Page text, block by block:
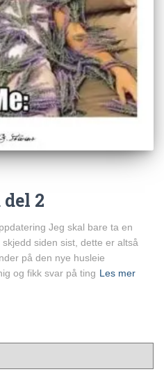
2
Jeg skal bare ta en
siden sist, dette er altså
på den nye husleie
og fikk svar på ting Les mer